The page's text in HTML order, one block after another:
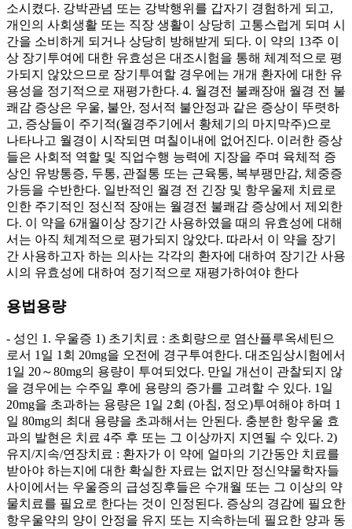
소시켰다. 강박관념 또는 강박행위를 갑자기 경험하게 되고,
개인의 사회생활 또는 직장 생활이 상당히 고통스럽게 되며 시
간을 소비하게 되거나 상당히 방해받게 되다. 이 약의 13주 이
상 장기투여에 대한 유효성은 대조시험을 통해 체계적으로 평
가되지 않았으므로 장기투여할 경우에는 개개 환자에 대한 유
용성을 정기적으로 재평가한다. 4. 월경전 불쾌장애 월경 전 불
쾌감 증상은 우울, 불안, 정서적 불안정과 같은 증상이 뚜렷하
고, 증상들이 주기적(월경주기에서 황체기의 마지막주)으로
나타나고 월경이 시작되면 며칠이내에 없어진다. 이러한 증상
들은 사회적 역할 및 직업수행 능력에 지장을 주며 육체적 증
상인 유방통증, 두통, 관절통 또는 근육통, 복부팽만감, 체중증
가등을 수반한다. 일반적인 월경 전 긴장 및 항우울제 치료로
인한 주기적인 정신적 장애는 월경전 불쾌감 증상에서 제외한
다. 이 약을 6개월이상 장기간 사용하였을 때의 유효성에 대해
서는 아직 체계적으로 평가되지 않았다. 따라서 이 약을 장기
간 사용하고자 하는 의사는 각각의 환자에 대하여 장기간 사용
시의 유효성에 대하여 정기적으로 재평가하여야 한다
용법용량
- 성인 1. 우울증 1) 초기치료 : 초회량으로 염산플루옥세틴으
로서 1일 1회 20mg을 오전에 경구투여한다. 대조임상시험에서
1일 20～80mg의 용량이 투여되었다. 만일 개선이 관찰되지 않
을 경우에는 수주일 후에 용량의 증가를 고려할 수 있다. 1일
20mg을 초과하는 용량은 1일 2회 (아침, 정오)투여해야 하며 1
일 80mg의 최대 용량을 초과해서는 안된다. 충분한 항우울 효
과의 발현은 치료 4주 후 또는 그 이상까지 지연될 수 있다. 2)
유지/지속/연장치료 : 환자가 이 약에 얼마의 기간동안 치료를
받아야 하는지에 대한 확실한 자료는 없지만 정신약물학자들
사이에서는 우울증의 급성징후들은 수개월 또는 그 이상의 약
물치료를 필요로 한다는 것이 인정된다. 증상의 경감에 필요한
항우울약의 양이 안정을 유지 또는 지속하는데 필요한 양과 동